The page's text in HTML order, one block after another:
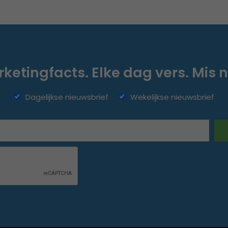
Elke dag vers. Mis
Dagelijkse nieuwsbrief Wekelijkse nieuwsbrief